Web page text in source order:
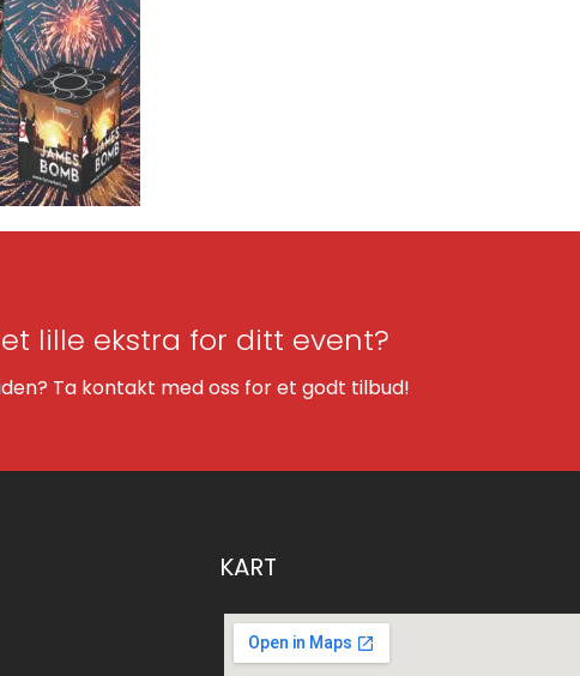
lille ekstra for ditt event?
Ta kontakt med oss for et godt tilbud!
KART